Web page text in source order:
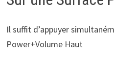
Il suffit d’appuyer
Power+Volume Haut